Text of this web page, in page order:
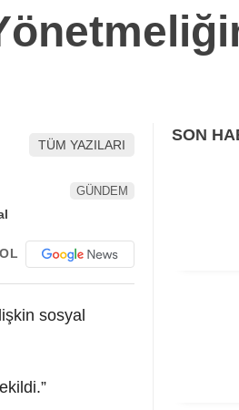
TÜM YAZILARI
GÜNDEM
sosyal
SON